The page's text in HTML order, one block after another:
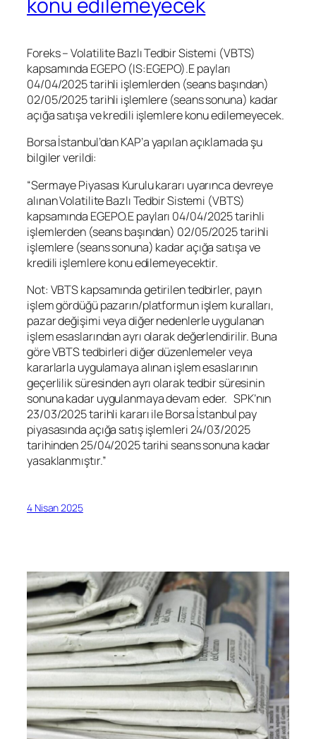
konu edilemeyecek
Foreks – Volatilite Bazlı Tedbir Sistemi (VBTS)
kapsamında EGEPO (IS:EGEPO).E payları
04/04/2025 tarihli işlemlerden (seans başından)
02/05/2025 tarihli işlemlere (seans sonuna) kadar
açığa satışa ve kredili işlemlere konu edilemeyecek.
Borsa İstanbul’dan KAP’a yapılan açıklamada şu
bilgiler verildi:
“Sermaye Piyasası Kurulu kararı uyarınca devreye
alınan Volatilite Bazlı Tedbir Sistemi (VBTS)
kapsamında EGEPO.E payları 04/04/2025 tarihli
işlemlerden (seans başından) 02/05/2025 tarihli
işlemlere (seans sonuna) kadar açığa satışa ve
kredili işlemlere konu edilemeyecektir.
Not: VBTS kapsamında getirilen tedbirler, payın
işlem gördüğü pazarın/platformun işlem kuralları,
pazar değişimi veya diğer nedenlerle uygulanan
işlem esaslarından ayrı olarak değerlendirilir. Buna
göre VBTS tedbirleri diğer düzenlemeler veya
kararlarla uygulamaya alınan işlem esaslarının
geçerlilik süresinden ayrı olarak tedbir süresinin
sonuna kadar uygulanmaya devam eder. SPK’nın
23/03/2025 tarihli kararı ile Borsa İstanbul pay
piyasasında açığa satış işlemleri 24/03/2025
tarihinden 25/04/2025 tarihi seans sonuna kadar
yasaklanmıştır.”
4 Nisan 2025